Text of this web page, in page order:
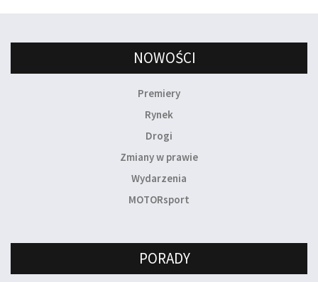
NOWOŚCI
Premiery
Rynek
Drogi
Zmiany w prawie
Wydarzenia
MOTORsport
PORADY